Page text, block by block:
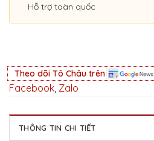
Hỗ trợ toàn quốc
Theo dõi Tô Châu trên
Facebook Zalo
THÔNG TIN CHI TIẾT